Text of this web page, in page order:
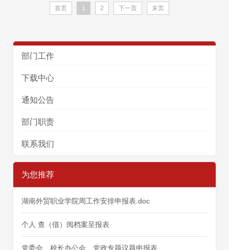
首页 1 2 下一页 末页
部门工作
下载中心
通知公告
部门职责
联系我们
为您推荐
湖南外贸职业学院周工作安排申报表.doc
个人 查（借）阅档案呈报表
党委会、校长办公会、党政专题议题申报表